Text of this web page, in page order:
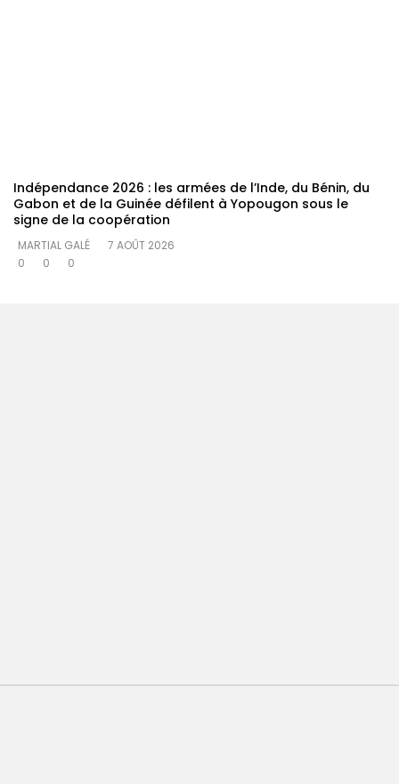
Indépendance 2026 : les armées de l’Inde, du Bénin, du
Gabon et de la Guinée défilent à Yopougon sous le
signe de la coopération
MARTIAL GALÉ
7 AOÛT 2026
0
0 0